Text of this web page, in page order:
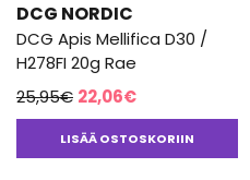
DCG NORDIC
DCG Apis Mellifica D30 /
H278FI 20g Rae
25,95€ Alkuperäinen
hinta
oli:
22,06€Nykyinen
hinta
on:
LISÄÄ OSTOSKORIIN